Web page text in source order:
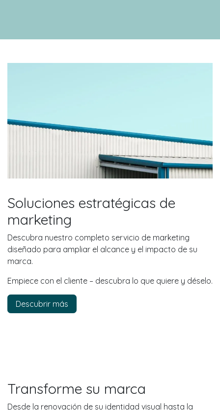
Soluciones estratégicas de
marketing
Descubra nuestro completo servicio de marketing
diseñado para ampliar el alcance y el impacto de su
marca.
Empiece con el cliente – descubra lo que quiere y déselo.
Descubrir más
Transforme su marca
Desde la renovación de su identidad visual hasta la